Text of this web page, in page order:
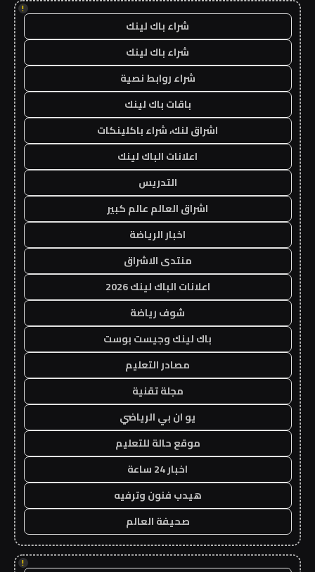
!
شراء باك لينك
شراء باك لينك
شراء روابط نصية
باقات باك لينك
اشراق لنك، شراء باكلينكات
اعلانات الباك لينك
التدريس
اشراق العالم عالم كبير
اخبار الرياضة
منتدى الاشراق
اعلانات الباك لينك 2026
شوف رياضة
باك لينك وجيست بوست
مصادر التعليم
مجلة تقنية
يو ان بي الرياضي
موقع حالة للتعليم
اخبار 24 ساعة
هيدب فنون وترفيه
صحيفة العالم
!